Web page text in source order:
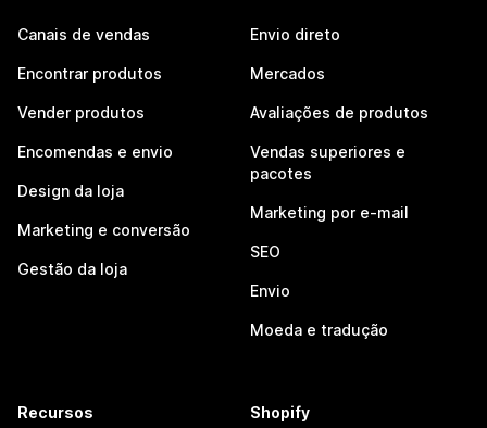
Canais de vendas
Encontrar produtos
Vender produtos
Encomendas e envio
Design da loja
Marketing e conversão
Gestão da loja
Envio direto
Mercados
Avaliações de produtos
Vendas superiores e
pacotes
Marketing por e-mail
SEO
Envio
Moeda e tradução
Recursos Shopify